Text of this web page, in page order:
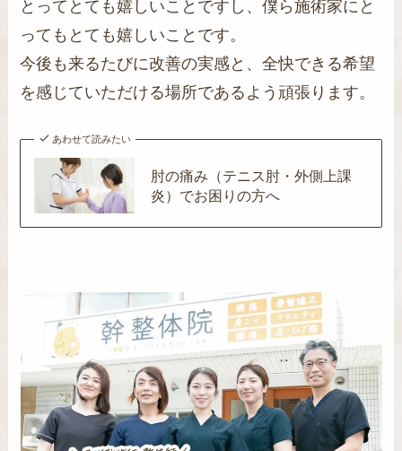
とってとても嬉しいことですし、僕ら施術家にと
ってもとても嬉しいことです。
今後も来るたびに改善の実感と、全快できる希望
を感じていただける場所であるよう頑張ります。
あわせて読みたい
肘の痛み（テニス肘・外側上課
炎）でお困りの方へ